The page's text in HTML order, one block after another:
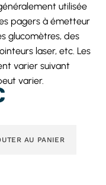
utilisée
pagers à émetteur
glucomètres, des
laser, etc. Les
varier suivant
varier.
AU PANIER